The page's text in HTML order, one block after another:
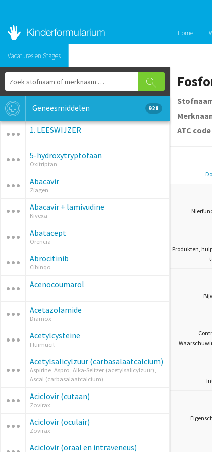
Home
Vacatures en Stages
Geneesmiddelen 928
1. LEESWIJZER
5-hydroxytryptofaan
Oxitriptan
Abacavir
Ziagen
Abacavir + lamivudine
Kivexa
Abatacept
Orencia
Abrocitinib
Cibinqo
Acenocoumarol
Acetazolamide
Diamox
Acetylcysteine
Fluimucil
Acetylsalicylzuur (carbasalaatcalcium)
Aspirine, Aspro, Alka-Seltzer (acetylsalicylzuur),
Ascal (carbasalaatcalcium)
Aciclovir (cutaan)
Zovirax
Aciclovir (oculair)
Zovirax
Aciclovir (oraal en intraveneus)
ATC code
Produkten,